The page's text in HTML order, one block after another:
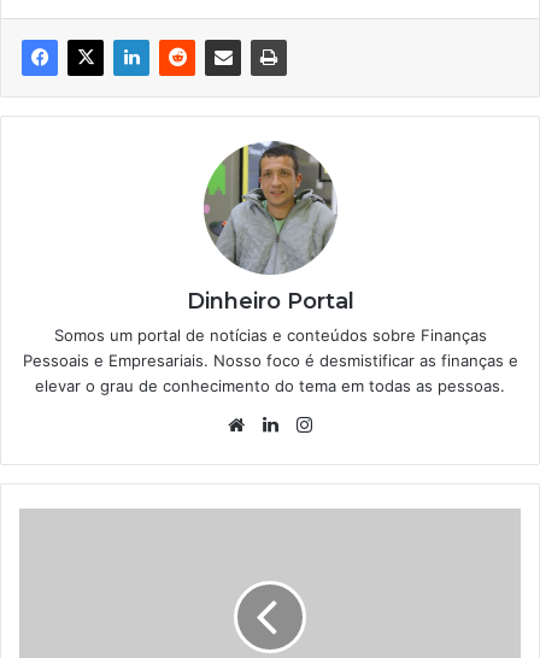
Dinheiro Portal
Somos um portal de notícias e conteúdos sobre Finanças
Pessoais e Empresariais. Nosso foco é desmistificar as finanças e
elevar o grau de conhecimento do tema em todas as pessoas.
WebsiteLinkedin